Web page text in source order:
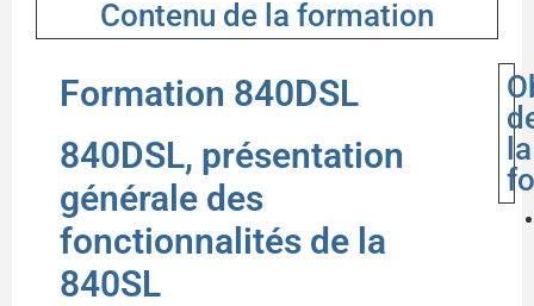
Contenu de la formation
Formation 840DSL
840DSL, présentation
générale des
fonctionnalités de la
840SL
la